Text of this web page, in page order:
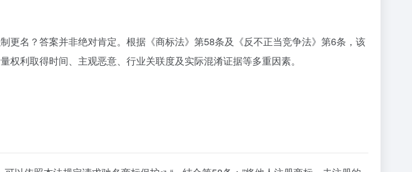
名？答案并非绝对肯定。根据《商标法》第58条及《反不正当竞争法》第6条，该
权利取得时间、主观恶意、行业关联度及实际混淆证据等多重因素。